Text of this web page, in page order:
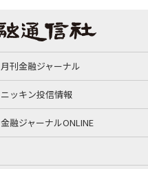
月刊金融ジャーナル
ニッキン投信情報
金融ジャーナルONLINE